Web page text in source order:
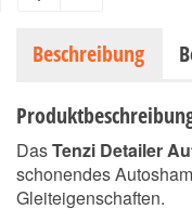
Beschreibung
DasTenzi Detailer
schonendes
Gleiteigenschaften.